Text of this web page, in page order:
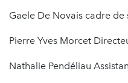
Gaele De Novais cadre de
Pierre Yves Morcet
Nathalie Pendéliau